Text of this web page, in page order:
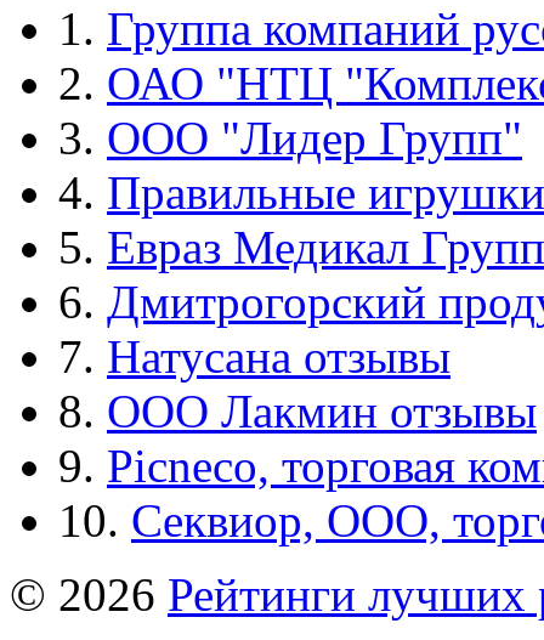
1. Группа компаний
2. ОАО "НТЦ
3. ООО "Лидер Групп"
4. Правильные игрушки
5. Евраз Медикал Групп
6. Дмитрогорский
7. Натусана отзывы
8. ООО Лакмин отзывы
9. Picneco, торговая
10. Секвиор, ООО,
© 2026 Рейтинги лучших